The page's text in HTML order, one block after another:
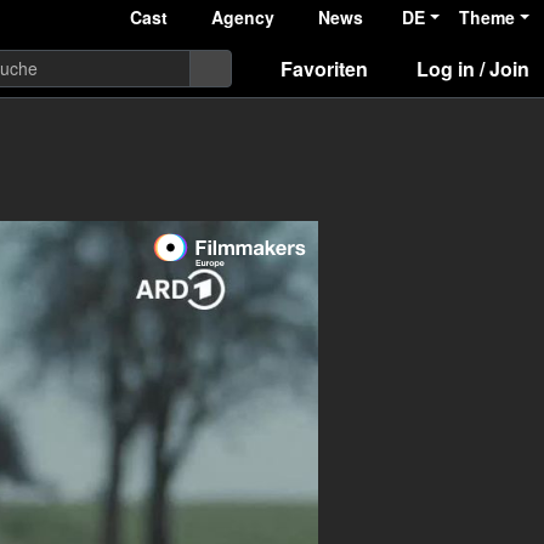
Cast Agency News DE Theme
Favoriten Log in / Join